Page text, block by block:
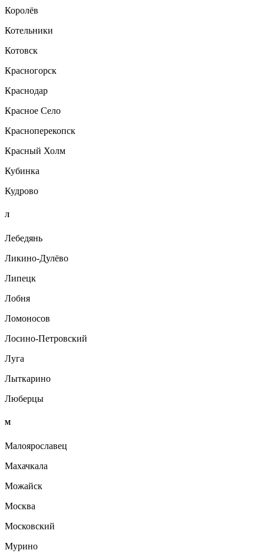
Королёв
Котельники
Котовск
Красногорск
Краснодар
Красное Село
Красноперекопск
Красный Холм
Кубинка
Кудрово
Л
Лебедянь
Ликино-Дулёво
Липецк
Лобня
Ломоносов
Лосино-Петровский
Луга
Лыткарино
Люберцы
М
Малоярославец
Махачкала
Можайск
Москва
Московский
Мурино